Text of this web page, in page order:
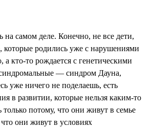
на самом деле. Конечно, не все дети,
которые родились уже с нарушениями
а кто-то рождается с генетическими
— синдром Дауна,
уже ничего не поделаешь, есть
в развитии, которые нельзя каким-то
только потому, что они живут в семье
они живут в условиях